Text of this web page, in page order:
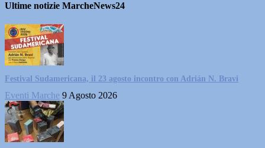
Ultime notizie MarcheNews24
Festival Sudamericana, il 23 agosto incontro con Adrián N. Bravi
Eventi Marche 9 Agosto 2026